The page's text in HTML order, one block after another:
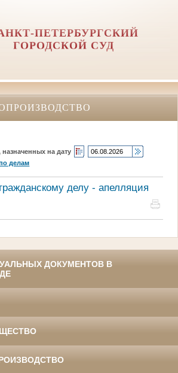
ПЕТЕРБУРГСКИЙ
ГОРОДСКОЙ СУД
на дату
делам
делу - апелляция
ДОКУМЕНТОВ В